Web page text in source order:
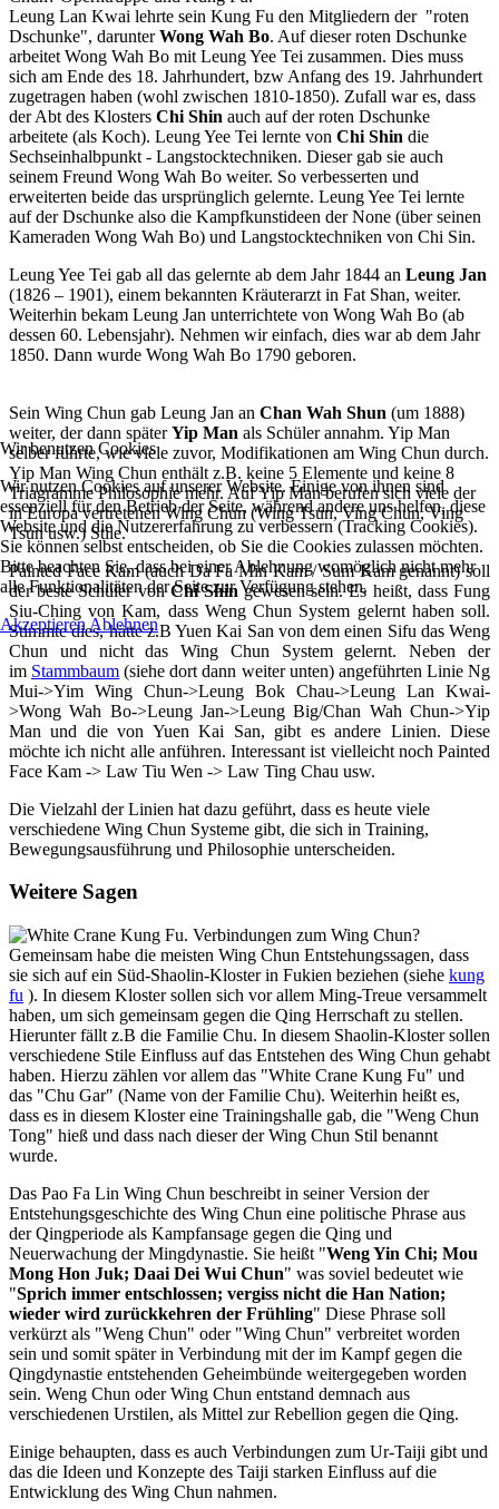
Leung Lan Kwai lehrte sein Kung Fu den Mitgliedern der "roten
Dschunke", darunterWong Wah Bo. Auf dieser roten Dschunke
arbeitet Wong Wah Bo mit Leung Yee Tei zusammen. Dies muss
sich am Ende des 18. Jahrhundert, bzw Anfang des 19. Jahrhundert
zugetragen haben (wohl zwischen 1810-1850). Zufall war es, dass
der Abt des Klosters Chi Shin auch auf der roten Dschunke
arbeitete (als Koch). Leung Yee Tei lernte von Chi Shin die
Sechseinhalbpunkt - Langstocktechniken. Dieser gab sie auch
seinem Freund Wong Wah Bo weiter. So verbesserten und
erweiterten beide das ursprünglich gelernte. Leung Yee Tei lernte
auf der Dschunke also die Kampfkunstideen der None (über seinen
Kameraden Wong Wah Bo) und Langstocktechniken von Chi Sin.
Leung Yee Tei gab all das gelernte ab dem Jahr 1844 an Leung Jan
(1826 – 1901), einem bekannten Kräuterarzt in Fat Shan, weiter.
Weiterhin bekam Leung Jan unterrichtete von Wong Wah Bo (ab
dessen 60. Lebensjahr). Nehmen wir einfach, dies war ab dem Jahr
1850. Dann wurde Wong Wah Bo 1790 geboren.
Sein Wing Chun gab Leung Jan an Chan Wah Shun (um 1888)
weiter, der dann späterYip Man als Schüler annahm. Yip Man
selber führte, wie viele zuvor, Modifikationen am Wing Chun durch.
Yip Man Wing Chun enthält z.B. keine 5 Elemente und keine 8
Triagramme Philosophie mehr. Auf Yip Man berufen sich viele der
in Europa vertretenen Wing Chun (Wing Tsun, Ving Chun, Ving
Tsun usw.) Stile.
Painted Face Kam (auch Da Fa Min Kam / Sum Kam genannt) soll
der beste Schüler vonChi Shin gewesen sein. Es heißt, dass Fung
Siu-Ching von Kam, dass Weng Chun System gelernt haben soll.
Stimmte dies, hätte z.B Yuen Kai San von dem einen Sifu das Weng
Chun und nicht das Wing Chun System gelernt. Neben der
im Stammbaum (siehe dort dann weiter unten) angeführten Linie Ng
Mui->Yim Wing Chun->Leung Bok Chau->Leung Lan Kwai-
>Wong Wah Bo->Leung Jan->Leung Big/Chan Wah Chun->Yip
Man und die von Yuen Kai San, gibt es andere Linien. Diese
möchte ich nicht alle anführen. Interessant ist vielleicht noch Painted
Face Kam -> Law Tiu Wen -> Law Ting Chau usw.
Die Vielzahl der Linien hat dazu geführt, dass es heute viele
verschiedene Wing Chun Systeme gibt, die sich in Training,
Bewegungsausführung und Philosophie unterscheiden.
Weitere Sagen
Gemeinsam habe die meisten Wing Chun Entstehungssagen, dass
sie sich auf ein Süd-Shaolin-Kloster in Fukien beziehen (siehe kung
fu ). In diesem Kloster sollen sich vor allem Ming-Treue versammelt
haben, um sich gemeinsam gegen die Qing Herrschaft zu stellen.
Hierunter fällt z.B die Familie Chu. In diesem Shaolin-Kloster sollen
verschiedene Stile Einfluss auf das Entstehen des Wing Chun gehabt
haben. Hierzu zählen vor allem das "White Crane Kung Fu" und
das "Chu Gar" (Name von der Familie Chu). Weiterhin heißt es,
dass es in diesem Kloster eine Trainingshalle gab, die "Weng Chun
Tong" hieß und dass nach dieser der Wing Chun Stil benannt
wurde.
Das Pao Fa Lin Wing Chun beschreibt in seiner Version der
Entstehungsgeschichte des Wing Chun eine politische Phrase aus
der Qingperiode als Kampfansage gegen die Qing und
Neuerwachung der Mingdynastie. Sie heißt "Weng Yin Chi; Mou
Mong Hon Juk; Daai Dei Wui Chun" was soviel bedeutet wie
"Sprich immer entschlossen; vergiss nicht die Han Nation;
wieder wird zurückkehren der Frühling" Diese Phrase soll
verkürzt als "Weng Chun" oder "Wing Chun" verbreitet worden
sein und somit später in Verbindung mit der im Kampf gegen die
Qingdynastie entstehenden Geheimbünde weitergegeben worden
sein. Weng Chun oder Wing Chun entstand demnach aus
verschiedenen Urstilen, als Mittel zur Rebellion gegen die Qing.
Einige behaupten, dass es auch Verbindungen zum Ur-Taiji gibt und
das die Ideen und Konzepte des Taiji starken Einfluss auf die
Entwicklung des Wing Chun nahmen.
Wir benutzen Cookies
Wir nutzen Cookies auf unserer Website. Einige von ihnen sind
essenziell für den Betrieb der Seite, während andere uns helfen, diese
Website und die Nutzererfahrung zu verbessern (Tracking Cookies).
Sie können selbst entscheiden, ob Sie die Cookies zulassen möchten.
Bitte beachten Sie, dass bei einer Ablehnung womöglich nicht mehr
alle Funktionalitäten der Seite zur Verfügung stehen.
Akzeptieren Ablehnen